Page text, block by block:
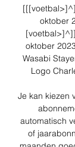
oktober
[voetbal>]^]]
oktober
Wasabi
Logo
Je kan kiezen
automatisch
of